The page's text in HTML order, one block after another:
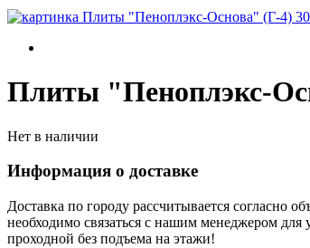
Плиты "Пеноплэкс-
Нет в наличии
Информация о доставке
Доставка по городу рассчитывается согласно
необходимо связаться с нашим менеджером для
проходной без подъема на этажи!